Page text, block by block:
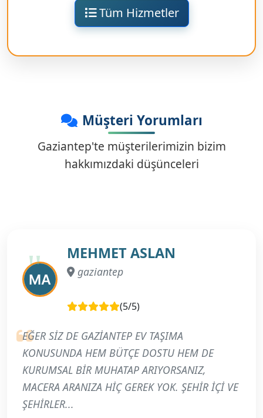
Tüm Hizmetler
Müşteri Yorumları
Gaziantep'te müşterilerimizin bizim
hakkımızdaki düşünceleri
MEHMET ASLAN
gaziantep
(5/5)
EĞER SİZ DE GAZİANTEP EV TAŞIMA
KONUSUNDA HEM BÜTÇE DOSTU HEM DE
KURUMSAL BİR MUHATAP ARIYORSANIZ,
MACERA ARANIZA HİÇ GEREK YOK. ŞEHİR İÇİ VE
ŞEHİRLER...